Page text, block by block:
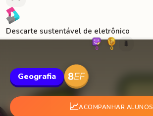
Descarte sustentável de eletrônico
0 0 🐛
Geografia
📈ACOMPANHAR ALUNOS